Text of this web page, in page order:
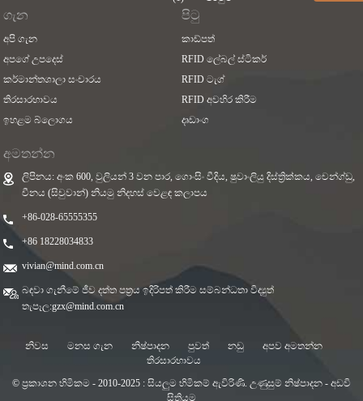
ගැන
අපි ගැන
අපගේ උපදෙස්
කර්මාන්තශාලා සංචාරය
තිරසාරභාවය
ඉහළම බ්ලොගය
පිටු
කාඩ්පත්
RFID ලේබල් ස්ටිකර්
RFID ටැග්
RFID අවහිර කිරීම
දෘඩාංග
අමතන්න
ලිපිනය: අංක 600, වුලියන් 3 වන පාර, ගොංසිං වීදිය, ෂුවාංලියු දිස්ත්‍රික්කය, චෙන්ග්ඩු,
චීනය (සිචුවාන්) නියමු නිදහස් වෙළඳ කලාපය
+86-028-65555355
+86 18228034833
vivian@mind.com.cn
බඳවා ගැනීමේ ජීව දත්ත පත්‍රය ඉදිරිපත් කිරීම සම්බන්ධතා විද්‍යුත්
තැපෑල:gzx@mind.com.cn
නිවස මනස ගැන නිෂ්පාදන පුවත් නඩු
අපව අමතන්න
තිරසාරභාවය
© ප්‍රකාශන හිමිකම - 2010-2025 : සියලුම හිමිකම් ඇවිරිණි. උණුසුම් නිෂ්පාදන - අඩවි
සිතියම